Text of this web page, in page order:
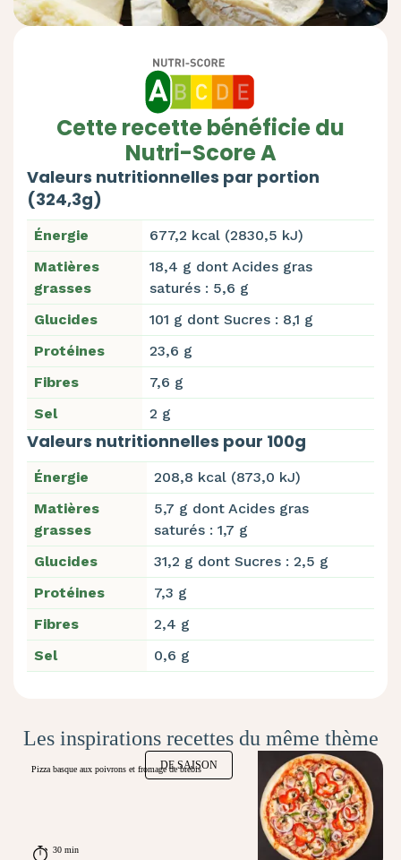
Cette recette bénéficie du
Nutri-Score A
Valeurs nutritionnelles par portion
(324,3g)
Énergie
677,2 kcal (2830,5 kJ)
Matières
grasses
18,4 g dont Acides gras
saturés : 5,6 g
Glucides
101 g dont Sucres : 8,1 g
Protéines
23,6 g
Fibres
7,6 g
Sel
2 g
Valeurs nutritionnelles pour 100g
Énergie
208,8 kcal (873,0 kJ)
Matières
grasses
5,7 g dont Acides gras
saturés : 1,7 g
Glucides
31,2 g dont Sucres : 2,5 g
Protéines
7,3 g
Fibres
2,4 g
Sel
0,6 g
Les inspirations recettes du même thème
DE SAISON
Pizza basque aux poivrons et fromage de brebis
30 min